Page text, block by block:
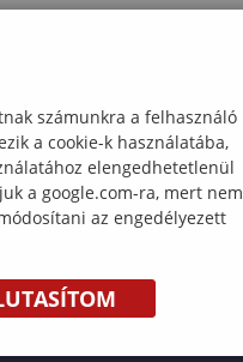
számunkra a felhasználó
a cookie-k használatába,
elengedhetetlenül
a google.com-ra, mert nem
az engedélyezett